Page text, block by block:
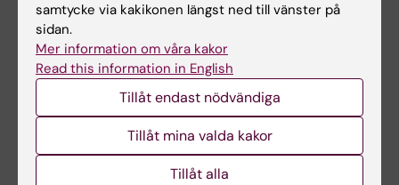
Cariologi 3, 1,5 hp
Examination: Skriftliga inlämningsuppgifter
samt muntlig redovisning.
Obligatorier: Grupparbeten, workshop med
formativ återkoppling och seminarium.
Parodontologi 4, 3 hp
Examination: Skriftlig inlämningsuppgift samt
samtycke via kakikonen längst ned till vänster på
sidan.
Mer information om våra kakor
Read this information in English
Tillåt endast nödvändiga
Tillåt mina valda kakor
Tillåt alla